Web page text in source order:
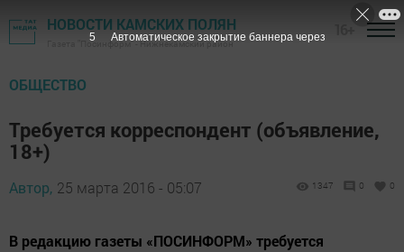
НОВОСТИ КАМСКИХ ПОЛЯН
Газета "Посинформ" - Нижнекамский район
ОБЩЕСТВО
Требуется корреспондент (объявление,
18+)
Автор, 25 марта 2016 - 05:07 1347 0 0
В редакцию газеты «ПОСИНФОРМ» требуется
4 Автоматическое закрытие баннера через